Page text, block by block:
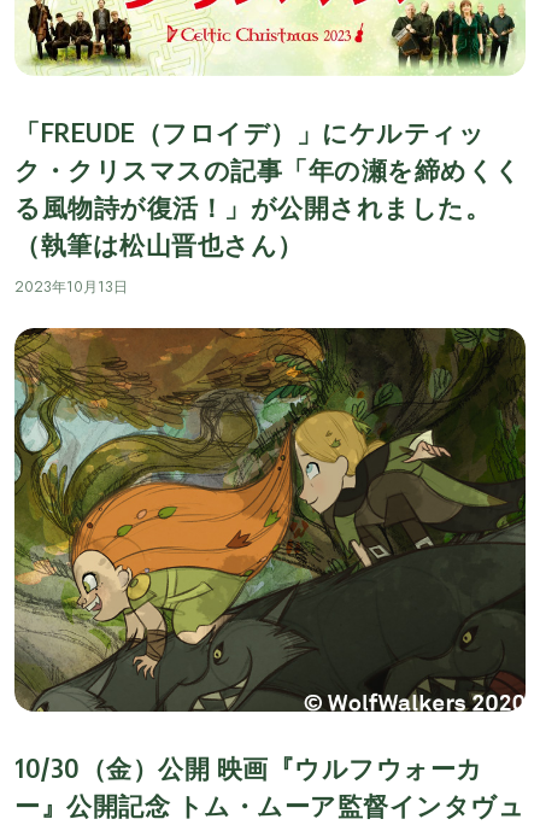
「FREUDE（フロイデ）」にケルティッ
ク・クリスマスの記事「年の瀬を締めくく
る風物詩が復活！」が公開されました。
（執筆は松山晋也さん）
2023年10月13日
10/30（金）公開 映画『ウルフウォーカ
ー』公開記念 トム・ムーア監督インタヴュ